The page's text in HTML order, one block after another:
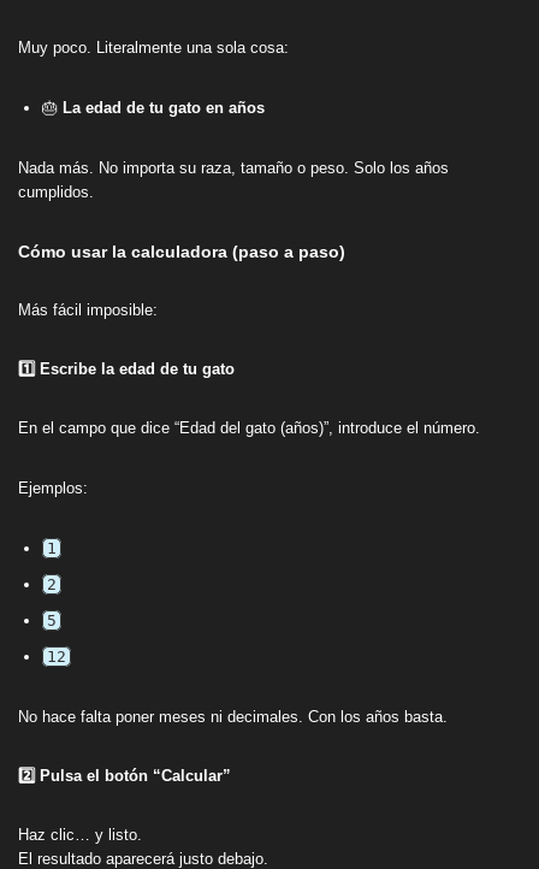
Muy poco. Literalmente una sola cosa:
🎂 La edad de tu gato en años
Nada más. No importa su raza, tamaño o peso. Solo los años
cumplidos.
Cómo usar la calculadora (paso a paso)
Más fácil imposible:
1️⃣ Escribe la edad de tu gato
En el campo que dice “Edad del gato (años)”, introduce el número.
Ejemplos:
1
2
5
12
No hace falta poner meses ni decimales. Con los años basta.
2️⃣ Pulsa el botón “Calcular”
Haz clic… y listo.
El resultado aparecerá justo debajo.